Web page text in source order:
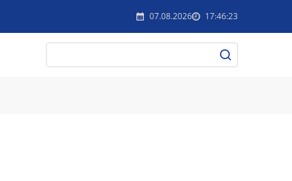
07.08.2026 17:46:23